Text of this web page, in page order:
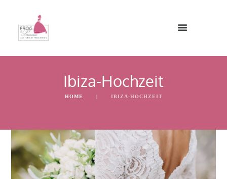
Ibiza-Hochzeit
HOME IBIZA-HOCHZEIT